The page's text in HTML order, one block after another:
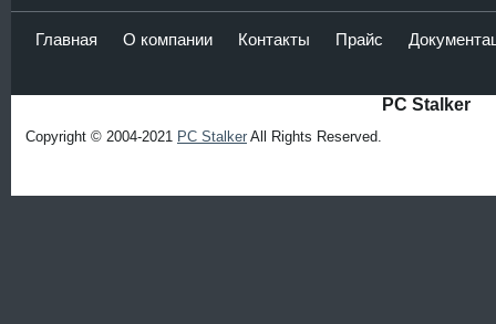
Главная О компании Контакты Прайс
PC Stalker
Copyright © 2004-2021 PC Stalker All Rights Reserved.